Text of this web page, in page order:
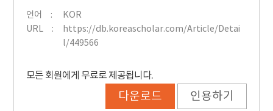
언어
KOR
URL
https://db.koreascholar.com/Article/Detai
l/449566
모든 회원에게 무료로 제공됩니다.
다운로드 인용하기